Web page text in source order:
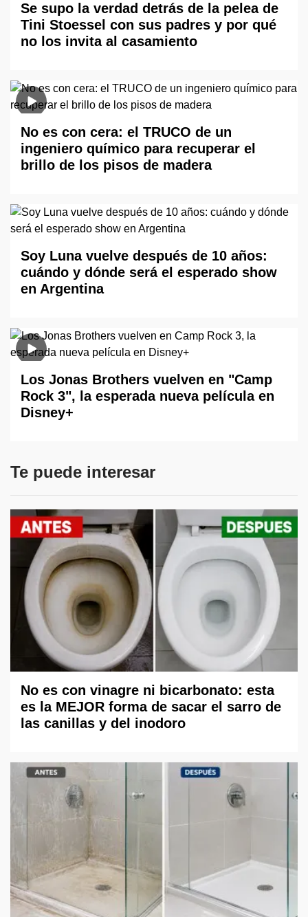
Se supo la verdad detrás de la pelea de
Tini Stoessel con sus padres y por qué
no los invita al casamiento
No es con cera: el TRUCO de un
ingeniero químico para recuperar el
brillo de los pisos de madera
Soy Luna vuelve después de 10 años:
cuándo y dónde será el esperado show
en Argentina
Los Jonas Brothers vuelven en "Camp
Rock 3", la esperada nueva película en
Disney+
Te puede interesar
No es con vinagre ni bicarbonato: esta
es la MEJOR forma de sacar el sarro de
las canillas y del inodoro